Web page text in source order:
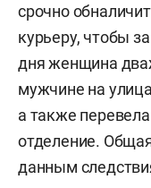
срочно
курьеру, чтобы
дня женщина
мужчине на
а также
отделение.
данным